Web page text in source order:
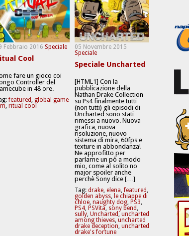
Febbraio 2016 Speciale
Cool
fare un gioco coi
Controller del
in 48 ore.
featured, global game
, ritual cool
05 Novembre 2015
Speciale
Speciale Uncharted
[HTML1] Con la
pubblicazione della
Nathan Drake Collection
su Ps4 finalmente tutti
(non tutti) gli episodi di
Uncharted sono stati
rimessi a nuovo. Nuova
grafica, nuova
risoluzione, nuovo
sistema di mira, 60fps e
texture in abbondanza!
Ne approfitto per
parlarne un pò a modo
mio, come al solito no
major spoiler anche
perchè Sony dice […]
Tag: drake, elena,featured,
golden abyss, le chiappe di
chloe, naughty dog, PS3,
PS4, PSVita, sony bend,
sully, Uncharted, uncharted
among thieves, uncharted
drake deception, uncharted
drake's fortune